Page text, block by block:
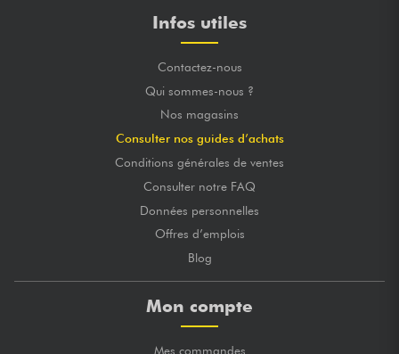
Infos utiles
Contactez-nous
Qui sommes-nous ?
Nos magasins
Consulter nos guides d’achats
Conditions générales de ventes
Consulter notre FAQ
Données personnelles
Offres d’emplois
Blog
Mon compte
Mes commandes